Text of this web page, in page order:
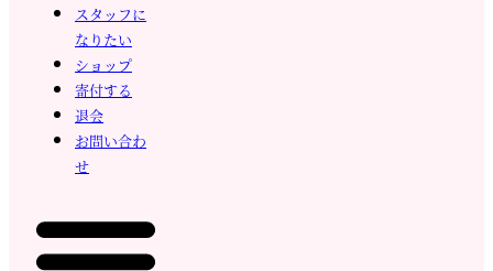
スタッフに
なりたい
ショップ
寄付する
退会
お問い合わ
せ